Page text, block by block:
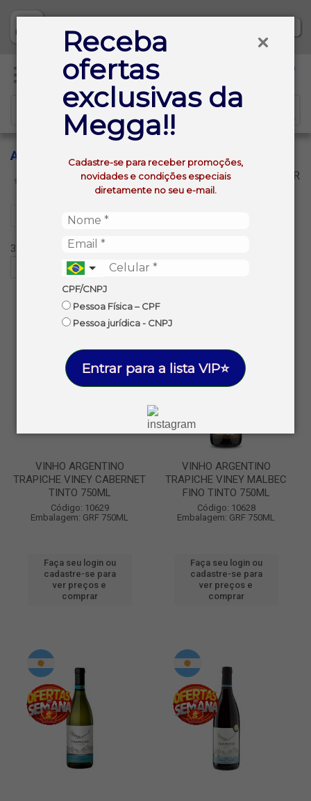
Receba
ofertas
exclusivas da
Megga!!
Cadastre-se para receber promoções,
novidades e condições especiais
diretamente no seu e-mail.
CPF/CNPJ
Pessoa Física – CPF
Pessoa jurídica - CNPJ
Entrar para a lista VIP⭐
ARGENTINA
VOLTAR
VINHOS FINOS ARGENTINA
39 produtos ordenados por:
VINHO ARGENTINO
TRAPICHE VINEY CABERNET
TINTO 750ML
Código: 10629
Embalagem: GRF 750ML
Faça seu login ou
cadastre-se para
ver preços e
comprar
VINHO ARGENTINO
TRAPICHE VINEY MALBEC
FINO TINTO 750ML
Código: 10628
Embalagem: GRF 750ML
Faça seu login ou
cadastre-se para
ver preços e
comprar